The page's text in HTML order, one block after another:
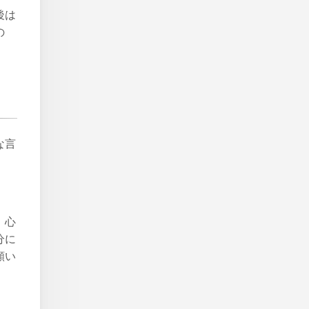
は
言
心
に
い